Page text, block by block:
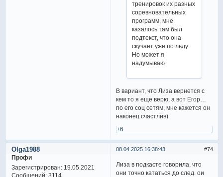
тренировок их разных
соревновательных
программ, мне
казалось там был
подтекст, что она
скучает уже по льду.
Но может я
надумываю
В вариант, что Лиза вернется с
кем то я еще верю, а вот Егор…
по его соц сетям, мне кажется он
наконец счастлив)
+6
74
08.04.2025 16:38:43
Olga1988
Профи
Зарегистрирован: 19.05.2021
Сообщений:3114
Лиза в подкасте говорила, что
они точно кататься до след. ои